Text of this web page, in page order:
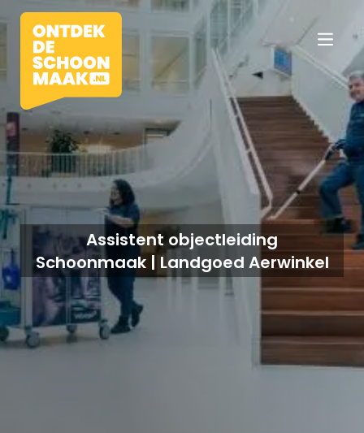
Assistent objectleiding
Schoonmaak | Landgoed Aerwinkel
Vacatures
Beroepen
Werkomgevingen
Opleidingen
Werkgevers